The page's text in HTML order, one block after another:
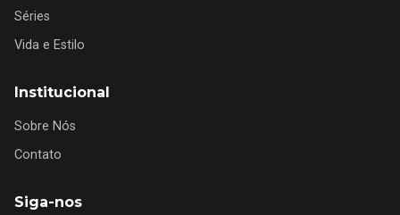
Séries
Vida e Estilo
Institucional
Sobre Nós
Contato
Siga-nos